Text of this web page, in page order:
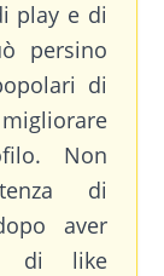
play e di
persino
di
Non
di
aver
di like